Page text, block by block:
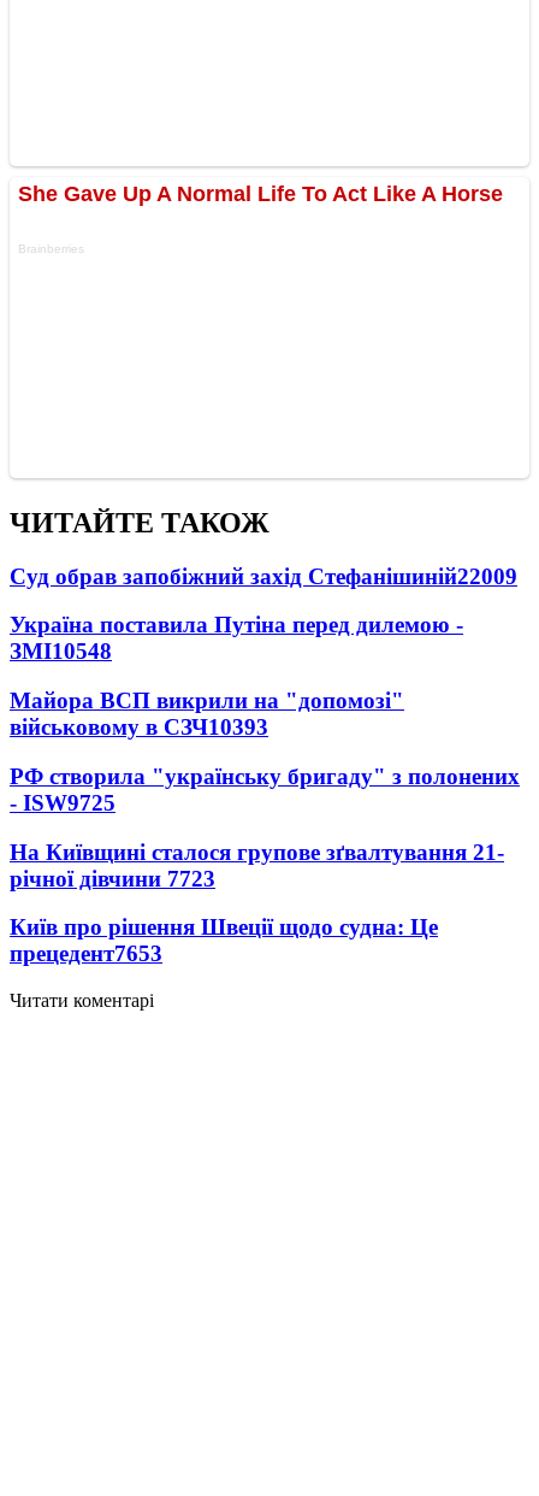
ЧИТАЙТЕ ТАКОЖ
Суд обрав запобіжний захід Стефанішиній22009
Україна поставила Путіна перед дилемою -
ЗМІ10548
Майора ВСП викрили на "допомозі"
військовому в СЗЧ10393
РФ створила "українську бригаду" з полонених
- ISW9725
На Київщині сталося групове зґвалтування 21-
річної дівчини 7723
Київ про рішення Швеції щодо судна: Це
прецедент7653
Читати коментарі